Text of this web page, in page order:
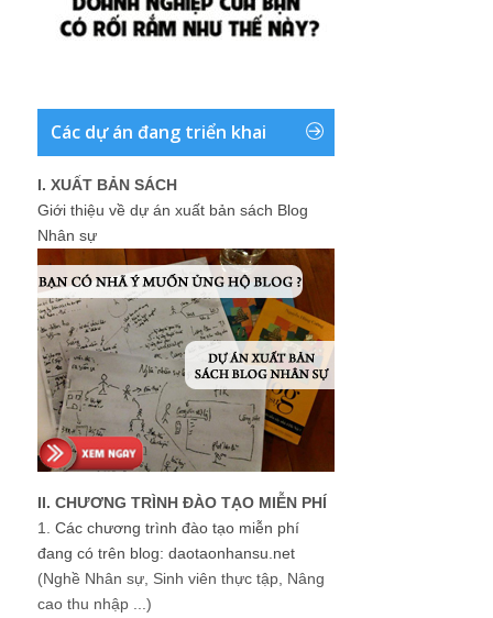
Các dự án đang triển khai
I. XUẤT BẢN SÁCH
Giới thiệu về dự án xuất bản sách Blog
Nhân sự
II. CHƯƠNG TRÌNH ĐÀO TẠO MIỄN PHÍ
1. Các chương trình đào tạo miễn phí
đang có trên blog: daotaonhansu.net
(Nghề Nhân sự, Sinh viên thực tập, Nâng
cao thu nhập ...)